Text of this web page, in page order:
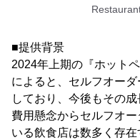
■提供背景
2024年上期の『ホット
によると、セルフオー
しており、今後もその
費用懸念からセルフオ
いる飲食店は数多く存在